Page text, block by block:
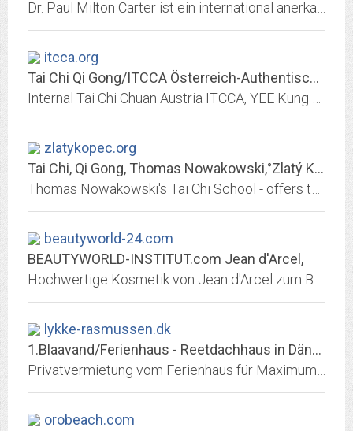
itcca.org
Tai Chi Qi Gong/ITCCA Österreich-Authentischer Yang-Stil
zlatykopec.org
Tai Chi, Qi Gong, Thomas Nowakowski,°Zlatý Kopec = Golden Hill°, Shapes of...
beautyworld-24.com
BEAUTYWORLD-INSTITUT.com Jean d'Arcel,
lykke-rasmussen.dk
1.Blaavand/Ferienhaus - Reetdachhaus in Dänemark an der Nordsee.
orobeach.com